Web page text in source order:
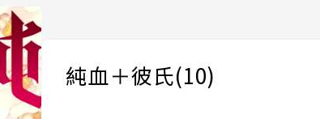
純血＋彼氏(10)